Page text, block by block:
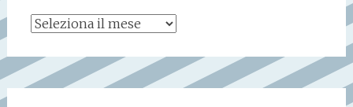
Archivio